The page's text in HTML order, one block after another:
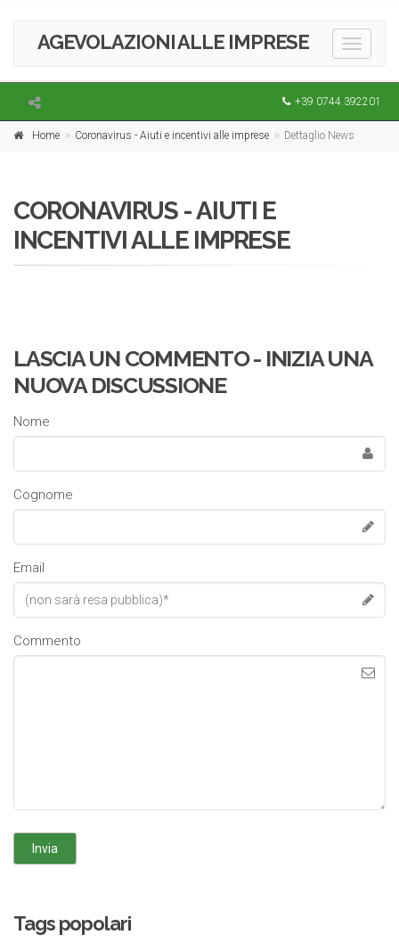
Toggle
AGEVOLAZIONI ALLE IMPRESE
+39 0744.392201
Home Coronavirus - Aiuti e incentivi alle imprese Dettaglio News
CORONAVIRUS - AIUTI E
INCENTIVI ALLE IMPRESE
LASCIA UN COMMENTO - INIZIA UNA
NUOVA DISCUSSIONE
Nome
Cognome
Email
Commento
Tags popolari